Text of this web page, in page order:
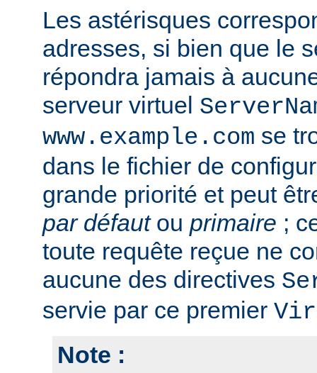
Les astérisques
adresses, si bien que le
répondra jamais à
serveur virtuel
www.example.com se
dans le fichier de
grande priorité et peut
par défautou primaire ;
toute requête reçue ne
aucune des directives
servie par ce premier
Note :